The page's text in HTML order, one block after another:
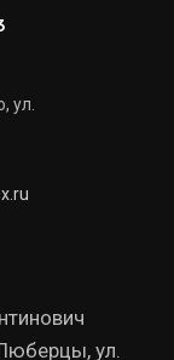
ул.
ул.